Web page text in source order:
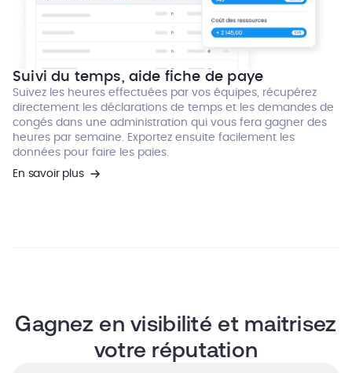
Suivi du temps, aide fiche de paye
Suivez les heures effectuées par vos équipes, récupérez
directement les déclarations de temps et les demandes de
congés dans une administration qui vous fera gagner des
heures par semaine. Exportez ensuite facilement les
données pour faire les paies.
En savoir plus
Gagnez en visibilité et maitrisez
votre réputation